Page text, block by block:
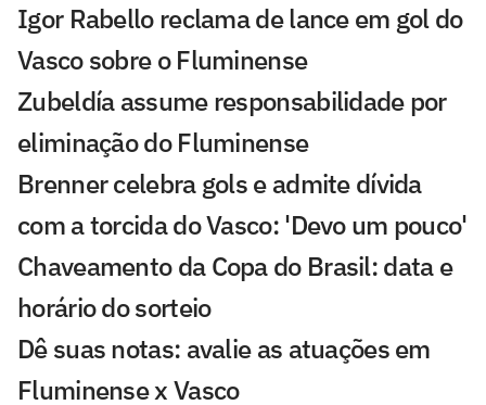
Igor Rabello reclama de lance em gol do
Vasco sobre o Fluminense
Zubeldía assume responsabilidade por
eliminação do Fluminense
Brenner celebra gols e admite dívida
com a torcida do Vasco: 'Devo um pouco'
Chaveamento da Copa do Brasil: data e
horário do sorteio
Dê suas notas: avalie as atuações em
Fluminense x Vasco